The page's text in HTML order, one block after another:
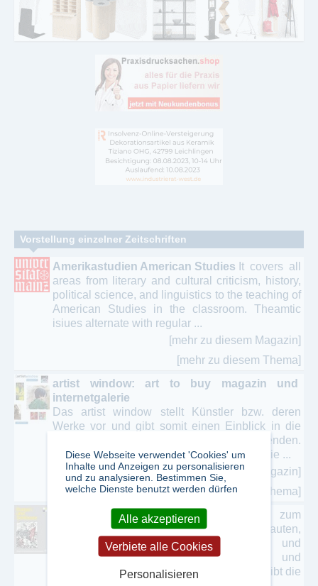
Vorstellung einzelner Zeitschriften
Amerikastudien American Studies It covers all
areas from literary and cultural criticism, history,
political science, and linguistics to the teaching of
American Studies in the classroom. Theamtic
isiues alternate with regular ...
[mehr zu diesem Magazin]
[mehr zu diesem Thema]
artist window: art to buy magazin und
internetgalerie
Das artist window stellt Künstler bzw. deren
Werke vor und gibt somit einen Einblick in die
Ateliers und Werkstätten der Kunstschaffenden.
Das besondere am artist window ist, dass die ...
[mehr zu diesem Magazin]
[mehr zu diesem Thema]
Burgen und Schlösser aktuelle Berichte zum
Thema Burgen, Schlösser, Wehrbauten,
Forschungsergebnisse zur Bau- und
Kunstgeschichte, Denkmalpflege und
Denkmalschutz Seit ihrer Gründung 1899 gibt die
Diese Webseite verwendet 'Cookies' um
Inhalte und Anzeigen zu personalisieren
und zu analysieren. Bestimmen Sie,
welche Dienste benutzt werden dürfen
Alle akzeptieren
Verbiete alle Cookies
Personalisieren